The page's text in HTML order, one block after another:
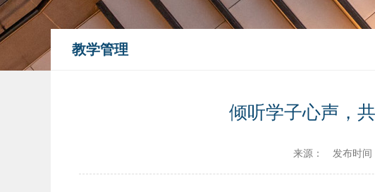
教学管理
倾听学子心声，
来源： 发布时